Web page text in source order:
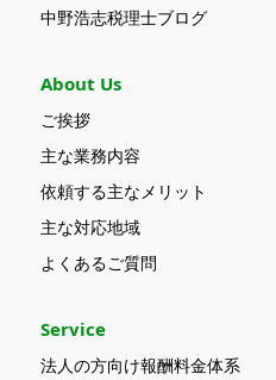
中野浩志税理士ブログ
About Us
ご挨拶
主な業務内容
依頼する主なメリット
主な対応地域
よくあるご質問
Service
法人の方向け報酬料金体系